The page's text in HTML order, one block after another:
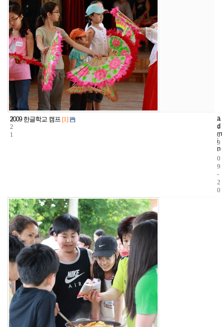
3
2
1
2009 한글학교 캠프 [1]
a
d
m
i
n
2
4
6
2
0
0
9
-
0
9
-
2
0